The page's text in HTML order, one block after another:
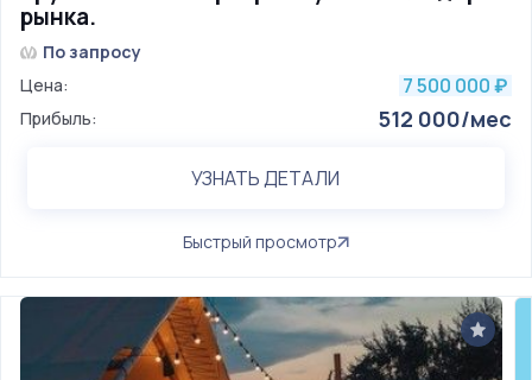
рынка.
По запросу
Цена:
7 500 000 ₽
Прибыль: 512 000/мес
УЗНАТЬ ДЕТАЛИ
Быстрый просмотр